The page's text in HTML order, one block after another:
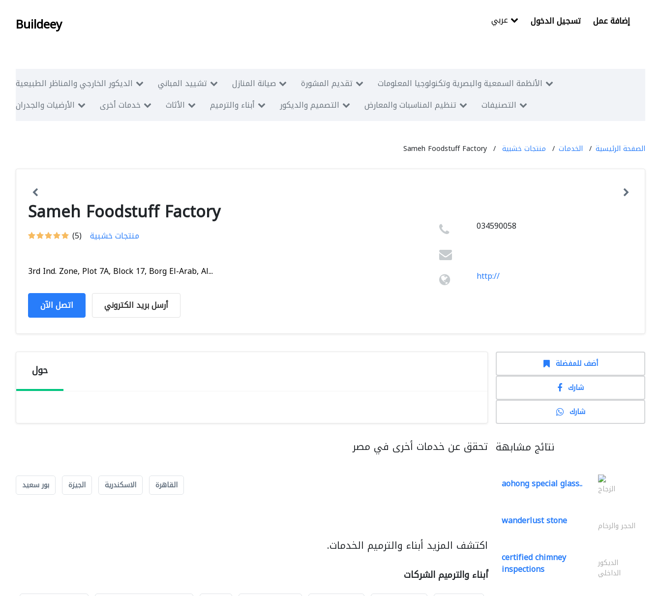
Buildeey تسجيل الدخول إضافة عمل
الديكور الخارجي والمناظر الطبيعية تشييد المباني صيانة المنازل تقديم المشورة
الأنظمة السمعية والبصرية وتكنولوجيا المعلومات
الأرضيات والجدران
خدمات أخرى الأثاث أبناء والترميم التصميم والديكور تنظيم المناسبات والمعارض التصنيفات
الصفحة الرئيسية الخدمات منتجات خشبية Sameh Foodstuff Factory
Sameh Foodstuff Factory
(5) منتجات خشبية
3rd Ind. Zone, Plot 7A, Block 17, Borg El-Arab, Al...
اتصل الآن أرسل بريد الكتروني
034590058
http://
حول
تحقق عن خدمات أخرى في مصر
القاهرة الاسكندرية الجيزة بور سعيد
اكتشف المزيد أبناء والترميم الخدمات.
أبناء والترميم الشركات
أضف للمفضلة
شارك
شارك
نتائج مشابهة
aohong special glass.. الزجاج
wanderlust stone الحجر والرخام
certified chimney
inspections الديكور
الداخلي